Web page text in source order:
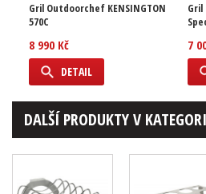
Gril Outdoorchef KENSINGTON
570C
8 990 Kč
DETAIL
Gril
7
DALŠÍ PRODUKTY V